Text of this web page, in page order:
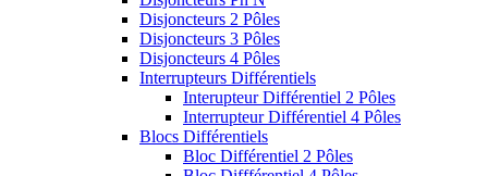
Disjoncteurs 2 Pôles
Disjoncteurs 3 Pôles
Disjoncteurs 4 Pôles
Interrupteurs Différentiels
Interupteur Différentiel 2 Pôles
Interrupteur Différentiel 4 Pôles
Blocs Différentiels
Bloc Différentiel 2 Pôles